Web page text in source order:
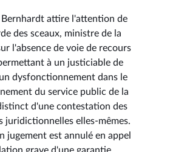
Bernhardt attire l'attention de
des sceaux, ministre de la
l'absence de voie de recours
à un justiciable de
dysfonctionnement dans le
du service public de la
d'une contestation des
juridictionnelles elles-mêmes.
jugement est annulé en appel
grave d'une garantie